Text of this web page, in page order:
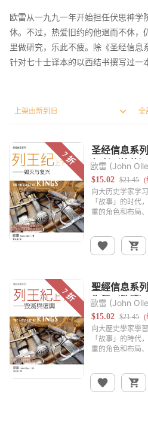
欧雷从一九九一年开始担任伏思神
休。不过，热爱旧约的他退而不休，
里做研究，乐此不疲。除《圣经信息
针对七十士译本的以西结书撰写过一
欧雷 (John
歐雷 (John